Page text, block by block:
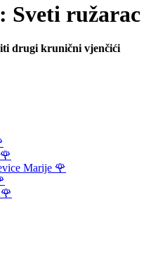
ružarac
drugi krunični vjenčići
🌹
Marije 🌹
🌹